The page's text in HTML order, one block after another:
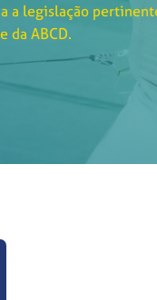
a legislação
da ABCD.